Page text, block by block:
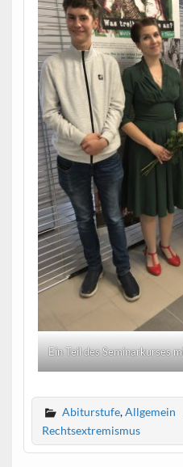
Ein Teil des Seminarkurses
Abiturstufe,Allgemein
Rechtsextremismus